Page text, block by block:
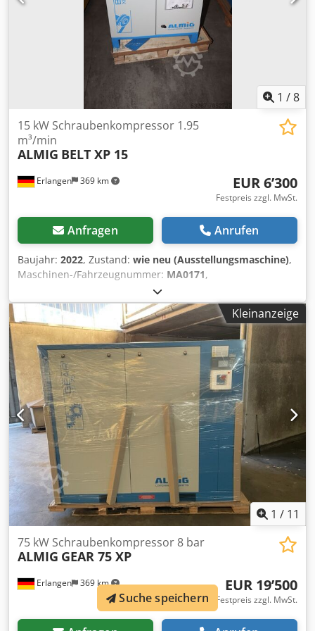
1 /8
Erlangen 369 km
15 kW Schraubenkompressor 1.95
m³/min
ALMIG BELT XP 15
EUR 6’300
Festpreis zzgl. MwSt.
Anfragen Anrufen
Baujahr: 2022, Zustand: wie neu (Ausstellungsmaschine),
Maschinen-/Fahrzeugnummer: MA0171,
Schraubenkompressor ALMIG BELT XP 15 - 10 bar
(luftgekueht) Bj. 2022 / SOFORT VERFÜGBAR ! Technische
Daten Typ : BELT XP 15 Betriebsüberdruck : 10 bar(ue)
Liefermenge, nach ISO 1217 Anhang C : 1,95 m³/min
Schutzart / Isolationsklasse Antriebsmotor : IP 55/ISO F
Nennleistung Antriebsmotor : 15 kW Betriebsspannung /
Frequenz : 400/50 V/Hz Chodpjityz Djfx Anzea
Schalldruckpegel (DIN 45635 T.13) : 71 dB(A) Länge : 800
mm Breite : 670 mm Höhe : 1100 mm Gewicht : 370 kg
Druckluftanschluss : G 3/4" Besuchen Sie unser Ladenlokal
in Erlangen. Wir haben immer eine große Auswahl an
neuen und gebrauchten Kompressoren auf Lager. Für
Neumaschinen bieten wir Leasing unserer Hausbank mit
einer wirklich einfachen Abwicklung an.
Kleinanzeige
1 / 11
Erlangen 369 km
75 kW Schraubenkompressor 8 bar
ALMIG GEAR 75 XP
EUR 19’500
EXW Festpreis zzgl. MwSt.
Suche speichern